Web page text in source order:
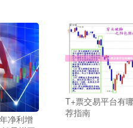
净利增
T+票交易平台有
荐指南